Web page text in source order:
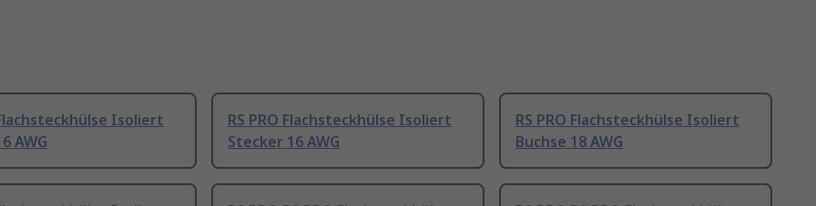
Isoliert
AWG
RS PRO Flachsteckhülse Isoliert
Stecker 16 AWG
RS PRO Flachsteckhülse Isoliert
Buchse 18 AWG